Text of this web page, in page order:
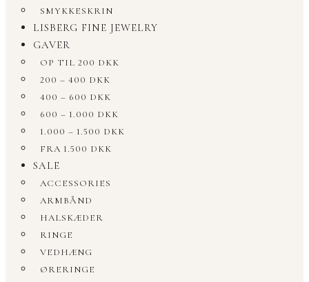
SMYKKESKRIN
LISBERG FINE JEWELRY
GAVER
OP TIL 200 DKK
200 – 400 DKK
400 – 600 DKK
600 – 1.000 DKK
1.000 – 1.500 DKK
FRA 1.500 DKK
SALE
ACCESSORIES
ARMBÅND
HALSKÆDER
RINGE
VEDHÆNG
ØRERINGE